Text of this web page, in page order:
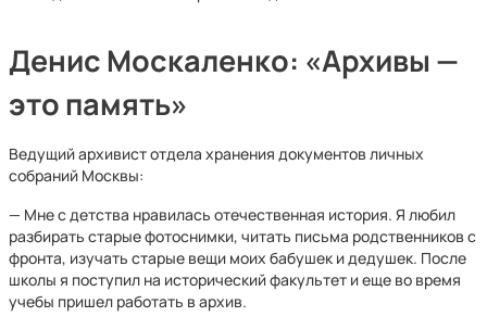
Денис Москаленко: «Архивы —
это память»
Ведущий архивист отдела хранения документов личных
собраний Москвы:
— Мне с детства нравилась отечественная история. Я любил
разбирать старые фотоснимки, читать письма родственников с
фронта, изучать старые вещи моих бабушек и дедушек. После
школы я поступил на исторический факультет и еще во время
учебы пришел работать в архив.